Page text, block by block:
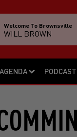
AGENDA PODCAST
Welcome To Brownsville
WILL BROWN